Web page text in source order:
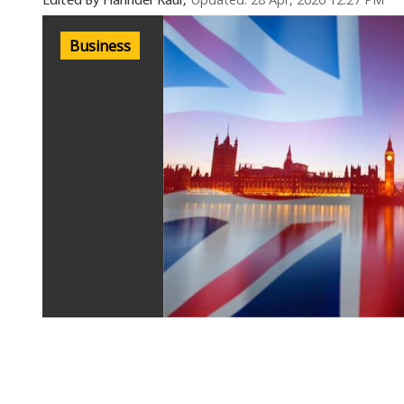
Business